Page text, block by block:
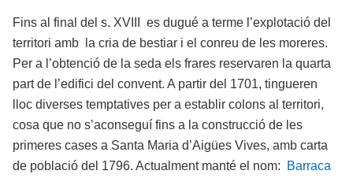
Fins al final del s. XVIII es dugué a terme l’explotació del
territori amb la cria de bestiar i el conreu de les moreres.
Per a l’obtenció de la seda els frares reservaren la quarta
part de l’edifici del convent. A partir del 1701, tingueren
lloc diverses temptatives per a establir colons al territori,
cosa que no s’aconseguí fins a la construcció de les
primeres cases a Santa Maria d’Aigües Vives, amb carta
de població del 1796. Actualment manté el nom:
Barraca